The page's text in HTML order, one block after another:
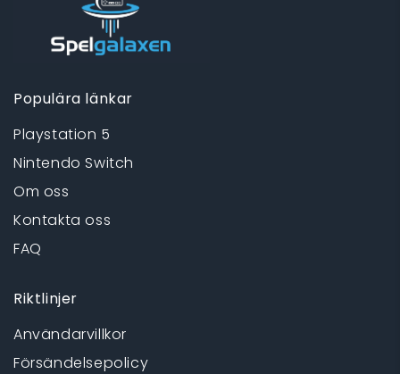
Populära länkar
Playstation 5
Nintendo Switch
Om oss
Kontakta oss
FAQ
Riktlinjer
Användarvillkor
Försändelsepolicy